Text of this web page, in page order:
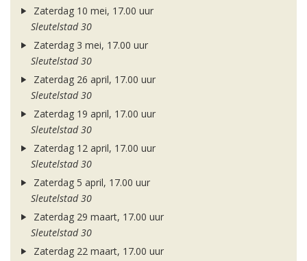
Zaterdag 10 mei, 17.00 uur
Sleutelstad 30
Zaterdag 3 mei, 17.00 uur
Sleutelstad 30
Zaterdag 26 april, 17.00 uur
Sleutelstad 30
Zaterdag 19 april, 17.00 uur
Sleutelstad 30
Zaterdag 12 april, 17.00 uur
Sleutelstad 30
Zaterdag 5 april, 17.00 uur
Sleutelstad 30
Zaterdag 29 maart, 17.00 uur
Sleutelstad 30
Zaterdag 22 maart, 17.00 uur